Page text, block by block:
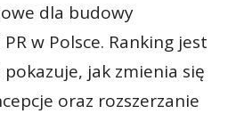
dla budowy
w Polsce. Ranking jest
jak zmienia się
oraz rozszerzanie